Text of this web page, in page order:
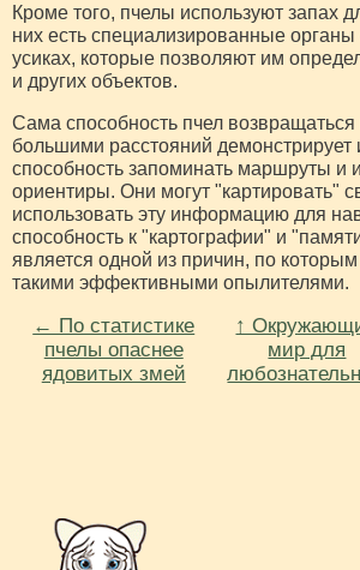
Кроме того, пчелы используют запах
них есть специализированные
усиках, которые позволяют им
и других объектов.
Сама способность пчел возвращаться
большими расстояний
способность запоминать маршруты и
ориентиры. Они могут "картировать"
использовать эту информацию для
способность к "картографии" и
является одной из причин, по
такими эффективными опылителями.
← По статистике
пчелы опаснее
ядовитых змей
↑
мир для